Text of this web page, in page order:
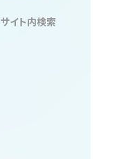
サイト内検索